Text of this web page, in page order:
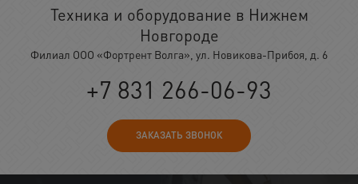
Техника и оборудование в Нижнем
Новгороде
Филиал ООО «Фортрент Волга», ул. Новикова-Прибоя, д. 6
+7 831 266-06-93
ЗАКАЗАТЬ ЗВОНОК